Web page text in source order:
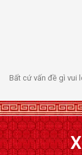
Bất cứ vấn đề gì vui